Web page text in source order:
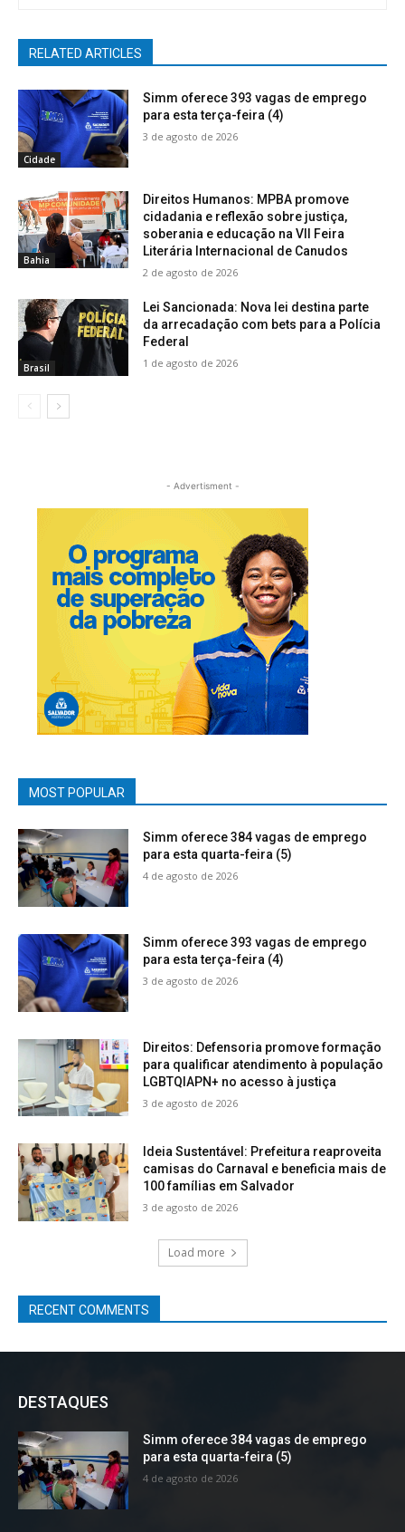
RELATED ARTICLES
Cidade
Simm oferece 393 vagas de emprego
para esta terça-feira (4)
3 de agosto de 2026
Bahia
Direitos Humanos: MPBA promove
cidadania e reflexão sobre justiça,
soberania e educação na VII Feira
Literária Internacional de Canudos
2 de agosto de 2026
Brasil
Lei Sancionada: Nova lei destina parte
da arrecadação com bets para a Polícia
Federal
1 de agosto de 2026
- Advertisment -
MOST POPULAR
Simm oferece 384 vagas de emprego
para esta quarta-feira (5)
4 de agosto de 2026
Simm oferece 393 vagas de emprego
para esta terça-feira (4)
3 de agosto de 2026
Direitos: Defensoria promove formação
para qualificar atendimento à população
LGBTQIAPN+ no acesso à justiça
3 de agosto de 2026
Ideia Sustentável: Prefeitura reaproveita
camisas do Carnaval e beneficia mais de
100 famílias em Salvador
3 de agosto de 2026
Load more
RECENT COMMENTS
DESTAQUES
Simm oferece 384 vagas de emprego
para esta quarta-feira (5)
4 de agosto de 2026